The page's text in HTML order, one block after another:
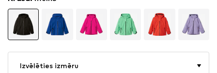
Izvēlēties izmēru